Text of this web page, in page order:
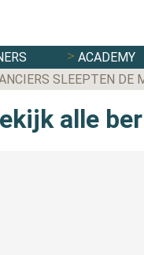
ACADEMY
SLEEPTEN
alle